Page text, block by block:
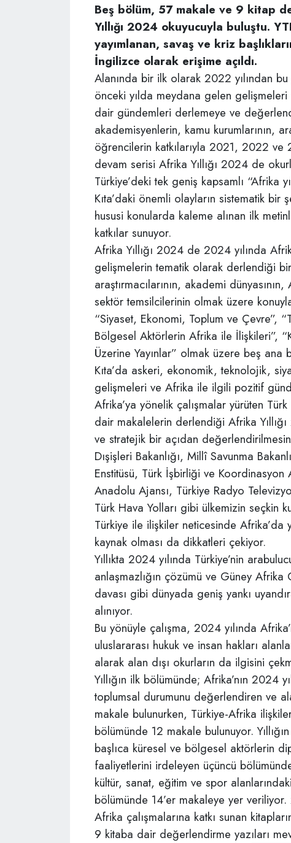
Beş bölüm, 57 makale ve 9 kitap
Yıllığı 2024 okuyucuyla buluştu.
yayımlanan, savaş ve kriz
İngilizce olarak erişime açıldı.
Alanında bir ilk olarak 2022 yılından
önceki yılda meydana gelen gelişmeleri
dair gündemleri derlemeye ve
akademisyenlerin, kamu kurumlarının,
öğrencilerin katkılarıyla 2021, 2022 ve
devam serisi Afrika Yıllığı 2024 de
Türkiye’deki tek geniş kapsamlı “Afrika
Kıta’daki önemli olayların sistematik
hususi konularda kaleme alınan ilk
katkılar sunuyor.
Afrika Yıllığı 2024 de 2024 yılında
gelişmelerin tematik olarak derlendiği
araştırmacılarının, akademi
sektör temsilcilerinin olmak üzere
“Siyaset, Ekonomi, Toplum ve Çevre”,
Bölgesel Aktörlerin Afrika ile İlişkileri”,
Üzerine Yayınlar” olmak üzere beş ana
Kıta’da askeri, ekonomik, teknolojik,
gelişmeleri ve Afrika ile ilgili pozitif
Afrika’ya yönelik çalışmalar yürüten
dair makalelerin derlendiği Afrika
ve stratejik bir açıdan
Dışişleri Bakanlığı, Millî Savunma
Enstitüsü, Türk İşbirliği ve Koordinasyon
Anadolu Ajansı, Türkiye Radyo
Türk Hava Yolları gibi ülkemizin seçkin
Türkiye ile ilişkiler neticesinde Afrika’da
kaynak olması da dikkatleri çekiyor.
Yıllıkta 2024 yılında Türkiye’nin
anlaşmazlığın çözümü ve Güney Afrika
davası gibi dünyada geniş yankı
alınıyor.
Bu yönüyle çalışma, 2024 yılında
uluslararası hukuk ve insan hakları
alarak alan dışı okurların da ilgisini
Yıllığın ilk bölümünde; Afrika’nın 2024
toplumsal durumunu değerlendiren ve
makale bulunurken, Türkiye-Afrika
bölümünde 12 makale bulunuyor.
başlıca küresel ve bölgesel aktörlerin
faaliyetlerini irdeleyen üçüncü
kültür, sanat, eğitim ve spor
bölümünde 14’er makaleye yer
Afrika çalışmalarına katkı sunan
9 kitaba dair değerlendirme yazıları